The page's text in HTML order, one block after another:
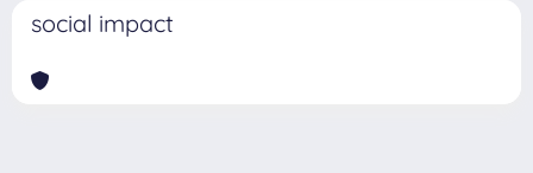
social impact